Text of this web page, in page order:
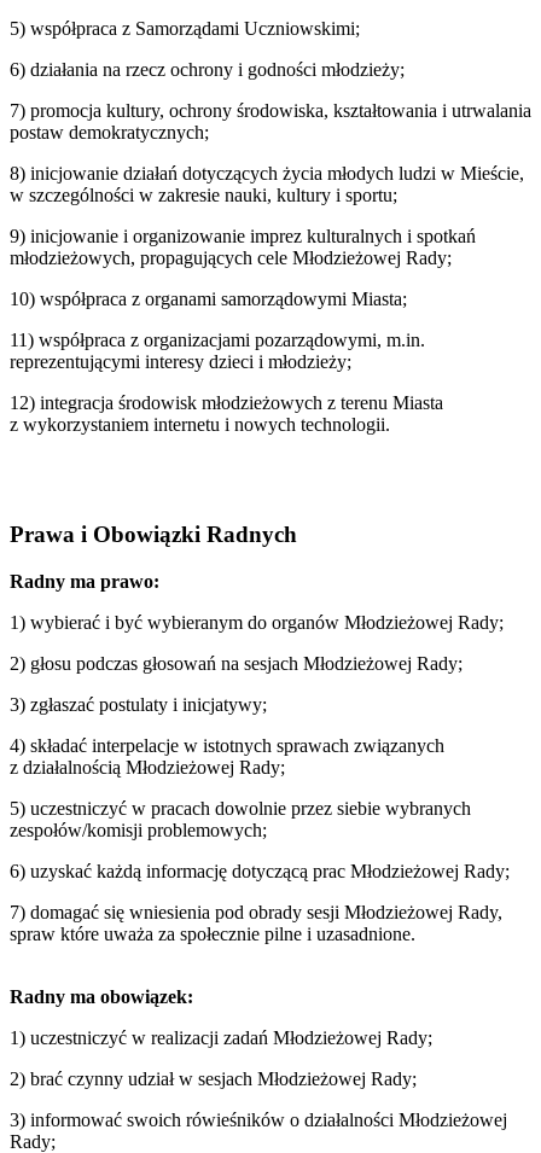
5) współpraca z Samorządami Uczniowskimi;
6) działania na rzecz ochrony i godności młodzieży;
7) promocja kultury, ochrony środowiska, kształtowania i utrwalania
postaw demokratycznych;
8) inicjowanie działań dotyczących życia młodych ludzi w Mieście,
w szczególności w zakresie nauki, kultury i sportu;
9) inicjowanie i organizowanie imprez kulturalnych i spotkań
młodzieżowych, propagujących cele Młodzieżowej Rady;
10) współpraca z organami samorządowymi Miasta;
11) współpraca z organizacjami pozarządowymi, m.in.
reprezentującymi interesy dzieci i młodzieży;
12) integracja środowisk młodzieżowych z terenu Miasta
z wykorzystaniem internetu i nowych technologii.
Prawa i Obowiązki Radnych
Radny ma prawo:
1) wybierać i być wybieranym do organów Młodzieżowej Rady;
2) głosu podczas głosowań na sesjach Młodzieżowej Rady;
3) zgłaszać postulaty i inicjatywy;
4) składać interpelacje w istotnych sprawach związanych
z działalnością Młodzieżowej Rady;
5) uczestniczyć w pracach dowolnie przez siebie wybranych
zespołów/komisji problemowych;
6) uzyskać każdą informację dotyczącą prac Młodzieżowej Rady;
7) domagać się wniesienia pod obrady sesji Młodzieżowej Rady,
spraw które uważa za społecznie pilne i uzasadnione.
Radny ma obowiązek:
1) uczestniczyć w realizacji zadań Młodzieżowej Rady;
2) brać czynny udział w sesjach Młodzieżowej Rady;
3) informować swoich rówieśników o działalności Młodzieżowej
Rady;